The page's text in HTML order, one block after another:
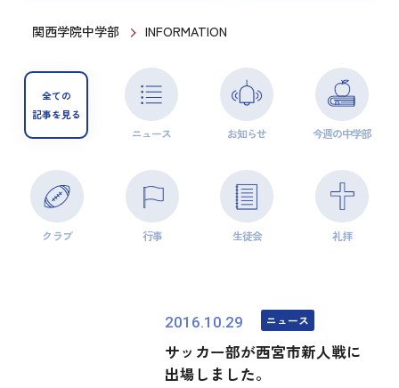
関西学院中学部 INFORMATION
全ての
記事を見る
ニュース お知らせ 今週の中学部
クラブ 行事 生徒会 礼拝
2016.10.29 ニュース
サッカー部が西宮市新人戦に
出場しました。